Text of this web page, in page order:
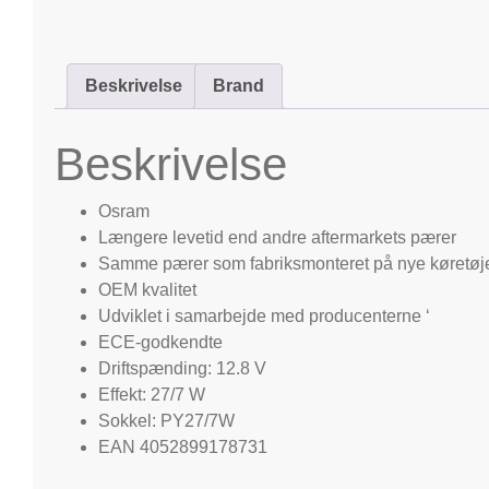
Beskrivelse Brand
Beskrivelse
Osram
Længere levetid end andre aftermarkets pærer
Samme pærer som fabriksmonteret på nye
OEM kvalitet
Udviklet i samarbejde med producenterne ‘
ECE-godkendte
Driftspænding: 12.8 V
Effekt: 27/7 W
Sokkel: PY27/7W
EAN 4052899178731